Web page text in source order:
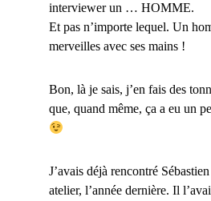
interviewer un … HOMME.
Et pas n’importe lequel. Un
merveilles avec ses mains !
Bon, là je sais, j’en fais des
que, quand même, ça a eu un
J’avais déjà rencontré
atelier, l’année dernière. Il